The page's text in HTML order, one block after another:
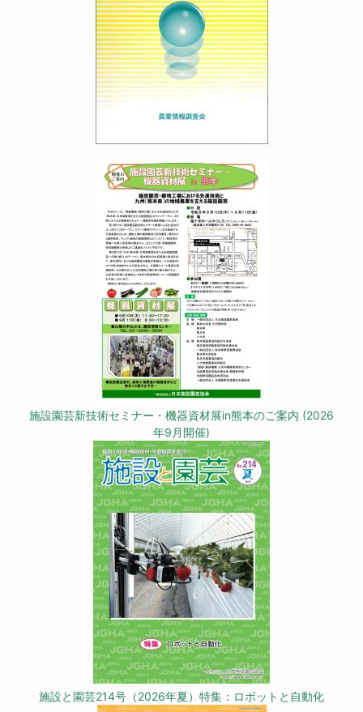
施設園芸新技術セミナー・機器資材展in熊本のご案内 (2026
年9月開催)
施設と園芸214号（2026年夏）特集：ロボットと自動化